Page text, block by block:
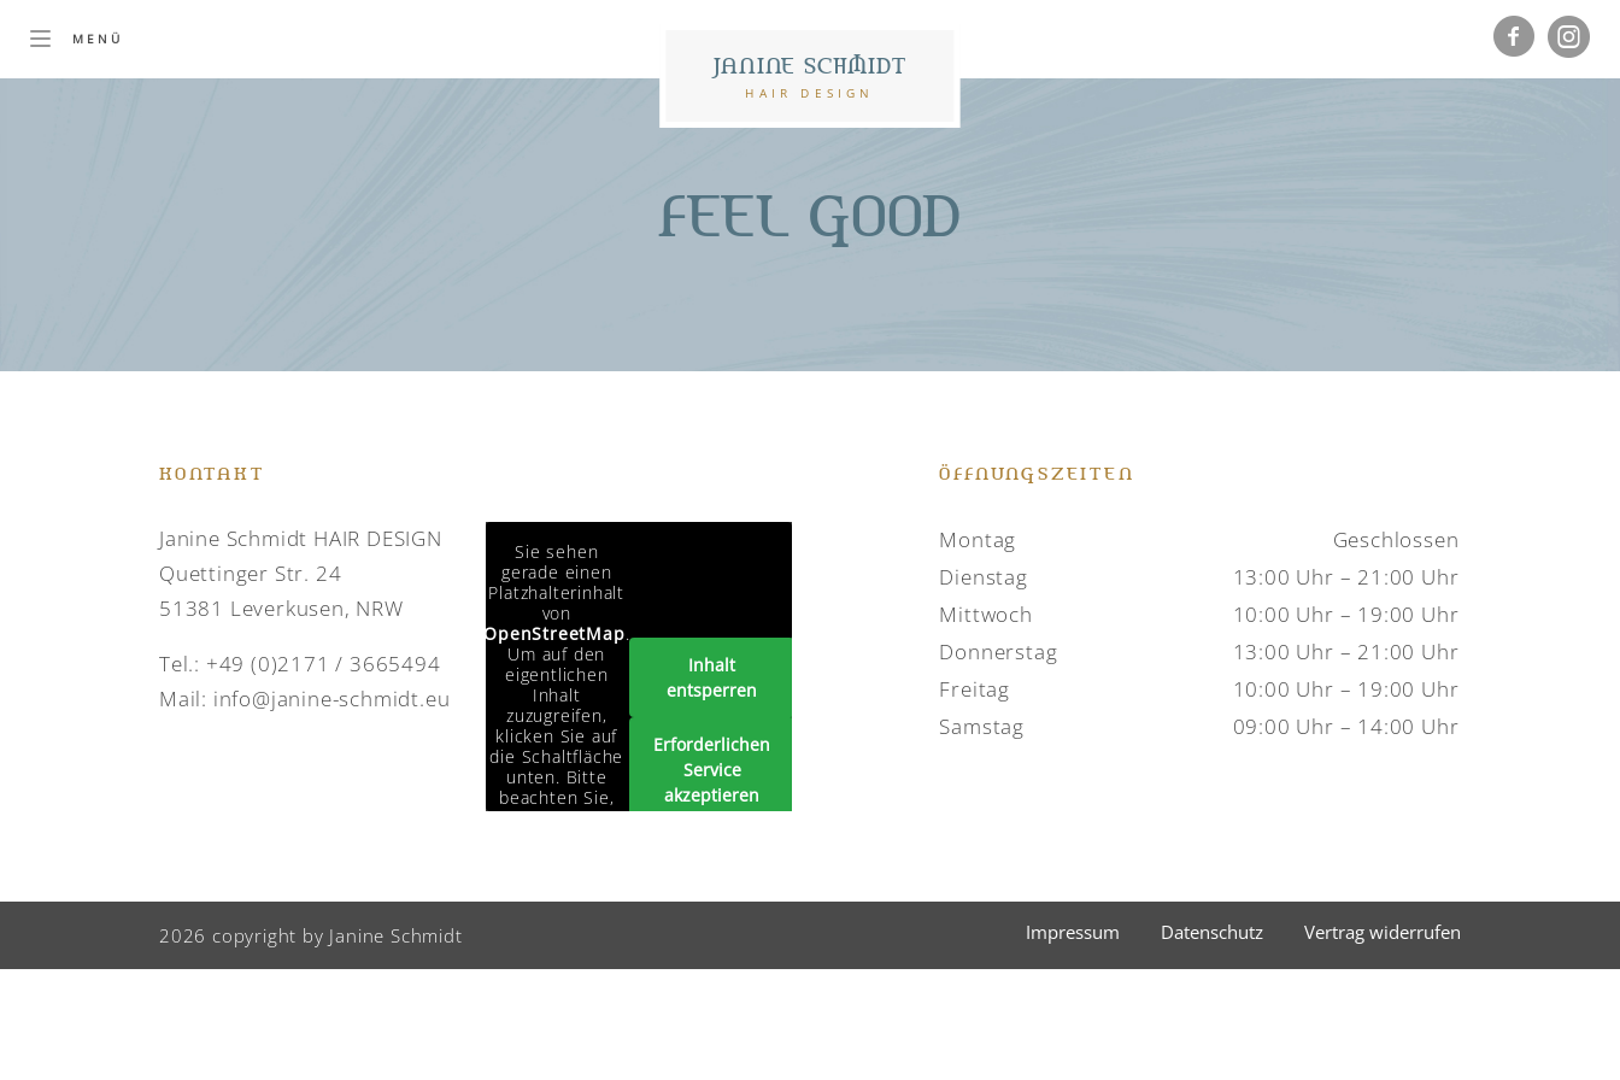
JANINE SCHMIDT
HAIR DESIGN
FEEL GOOD
KONTAKT
Janine Schmidt HAIR DESIGN
Quettinger Str. 24
51381 Leverkusen, NRW
Tel.: +49 (0)2171 / 3665494
Mail: info@janine-schmidt.eu
Sie sehen
gerade einen
Platzhalterinhalt
von
OpenStreetMap.
Um auf den
eigentlichen
Inhalt
zuzugreifen,
klicken Sie auf
die Schaltfläche
unten. Bitte
beachten Sie,
dass dabei
werden.
Inhalt
entsperren
Erforderlichen
Service
akzeptieren
ÖFFNUNGSZEITEN
Montag
Geschlossen
Dienstag
13:00 Uhr – 21:00 Uhr
Mittwoch
10:00 Uhr – 19:00 Uhr
Donnerstag
13:00 Uhr – 21:00 Uhr
Freitag
10:00 Uhr – 19:00 Uhr
Samstag
09:00 Uhr – 14:00 Uhr
2026 copyright by Janine Schmidt Impressum Datenschutz Vertrag widerrufen